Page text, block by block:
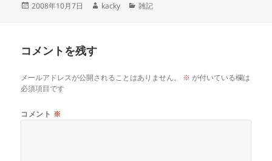
投
2008年10月7日
作
kacky
カ
雑記
コメントを残す
メールアドレスが公開されることはありません。 ※ が付いている欄は
必須項目です
コメント ※